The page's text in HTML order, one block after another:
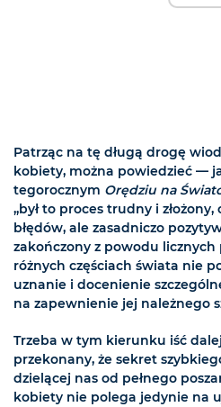
Patrząc na tę długą drogę
kobiety, można powiedzieć —
tegorocznym Orędziu na
„był to proces trudny i
błędów, ale zasadniczo
zakończony z powodu licznych
różnych częściach świata nie
uznanie i docenienie
na zapewnienie jej należnego
Trzeba w tym kierunku iść
przekonany, że sekret
dzielącej nas od pełnego
kobiety nie polega jedynie na